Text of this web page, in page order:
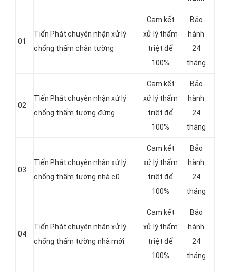
01
Tiến Phát chuyên nhận xử lý
chống thấm chân tường
Cam kết
xử lý thấm
triệt để
100%
Bảo
hành
24
tháng
02
Tiến Phát chuyên nhận xử lý
chống thấm tường đứng
Cam kết
xử lý thấm
triệt để
100%
Bảo
hành
24
tháng
03
Tiến Phát chuyên nhận xử lý
chống thấm tường nhà cũ
Cam kết
xử lý thấm
triệt để
100%
Bảo
hành
24
tháng
04
Tiến Phát chuyên nhận xử lý
chống thấm tường nhà mới
Cam kết
xử lý thấm
triệt để
100%
Bảo
hành
24
tháng